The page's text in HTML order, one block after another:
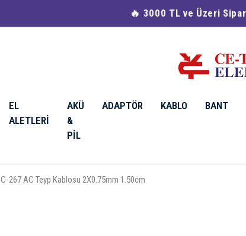
EL
ALETLERİ
AKÜ
&
PİL
ADAPTÖR KABLO BANT
IC-267 AC Teyp Kablosu 2X0.75mm 1.50cm